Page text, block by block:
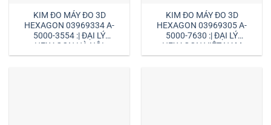
KIM ĐO MÁY ĐO 3D
HEXAGON 03969334 A-
5000-3554 :| ĐẠI LÝ
HEXAGON HÀ NỘI
KIM ĐO MÁY ĐO 3D
HEXAGON 03969305 A-
5000-7630 :| ĐẠI LÝ
HEXAGON VIỆT NAM